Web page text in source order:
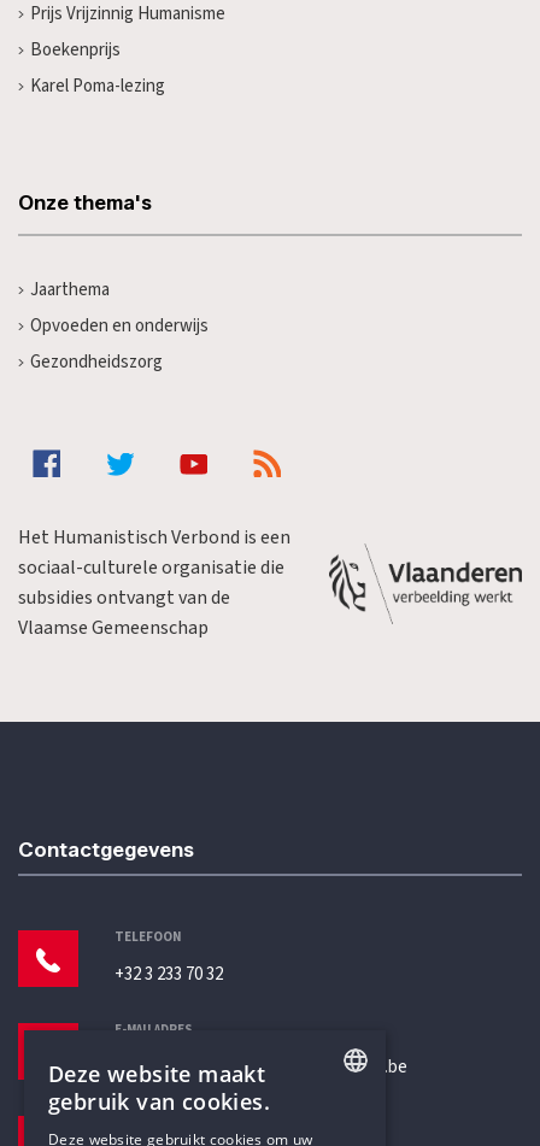
Prijs Vrijzinnig Humanisme
Boekenprijs
Karel Poma-lezing
Onze thema's
Jaarthema
Opvoeden en onderwijs
Gezondheidszorg
Het Humanistisch Verbond is een
sociaal-culturele organisatie die
subsidies ontvangt van de
Vlaamse Gemeenschap
Contactgegevens
TELEFOON
+32 3 233 70 32
E-MAILADRES
secretariaat@humanistischverbond.be
Deze website maakt
gebruik van cookies.
Deze website gebruikt cookies om uw